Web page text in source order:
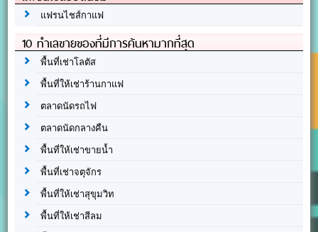
แฟรนไชส์กาแฟ
10 ทำเลขายของที่มีการค้นหามากที่สุด
พื้นที่เช่าโลตัส
พื้นที่ให้เช่าร้านกาแฟ
ตลาดนัดรถไฟ
ตลาดนัดกลางคืน
พื้นที่ให้เช่าขายน้ำ
พื้นที่เช่าจตุจักร
พื้นที่ให้เช่าสุขุมวิท
พื้นที่ให้เช่าสีลม